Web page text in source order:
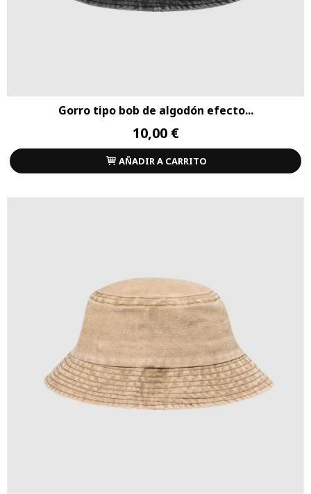
Gorro tipo bob de algodón efecto...
10,00 €
AÑADIR A CARRITO